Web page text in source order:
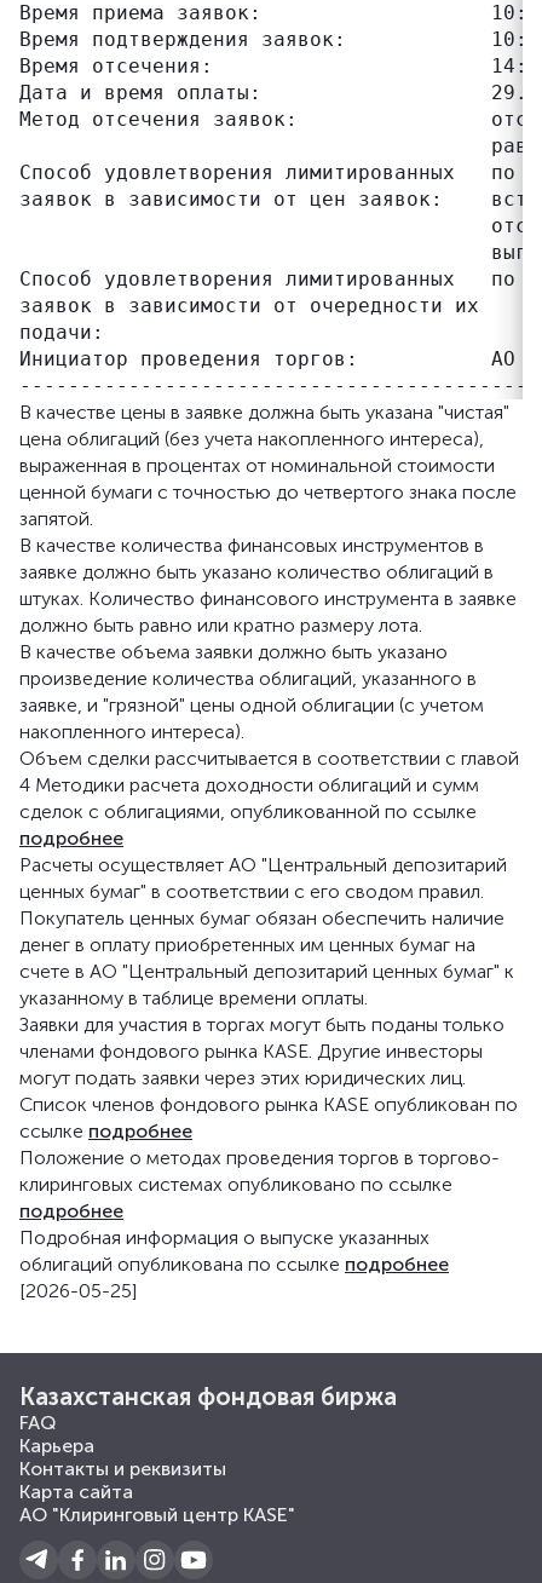
Время приема заявок:
Время подтверждения заявок:
Время отсечения:
Дата и время оплаты:
Метод отсечения заявок:
Способ удовлетворения лимитированных   по
заявок в зависимости от цен заявок:
Способ удовлетворения лимитированных   по
заявок в зависимости от очередности их
подачи:
Инициатор проведения торгов:           АО
В качестве цены в заявке должна быть указана "чистая"
цена облигаций (без учета накопленного интереса),
выраженная в процентах от номинальной стоимости
ценной бумаги с точностью до четвертого знака после
запятой.
В качестве количества финансовых инструментов в
заявке должно быть указано количество облигаций в
штуках. Количество финансового инструмента в заявке
должно быть равно или кратно размеру лота.
В качестве объема заявки должно быть указано
произведение количества облигаций, указанного в
заявке, и "грязной" цены одной облигации (с учетом
накопленного интереса).
Объем сделки рассчитывается в соответствии с главой
4 Методики расчета доходности облигаций и сумм
сделок с облигациями, опубликованной по ссылке
подробнее
Расчеты осуществляет АО "Центральный депозитарий
ценных бумаг" в соответствии с его сводом правил.
Покупатель ценных бумаг обязан обеспечить наличие
денег в оплату приобретенных им ценных бумаг на
счете в АО "Центральный депозитарий ценных бумаг" к
указанному в таблице времени оплаты.
Заявки для участия в торгах могут быть поданы только
членами фондового рынка KASE. Другие инвесторы
могут подать заявки через этих юридических лиц.
Список членов фондового рынка KASE опубликован по
ссылке подробнее
Положение о методах проведения торгов в торгово-
клиринговых системах опубликовано по ссылке
подробнее
Подробная информация о выпуске указанных
облигаций опубликована по ссылке подробнее
[2026-05-25]
Казахстанская фондовая биржа
FAQ
Карьера
Контакты и реквизиты
Карта сайта
АО "Клиринговый центр KASE"